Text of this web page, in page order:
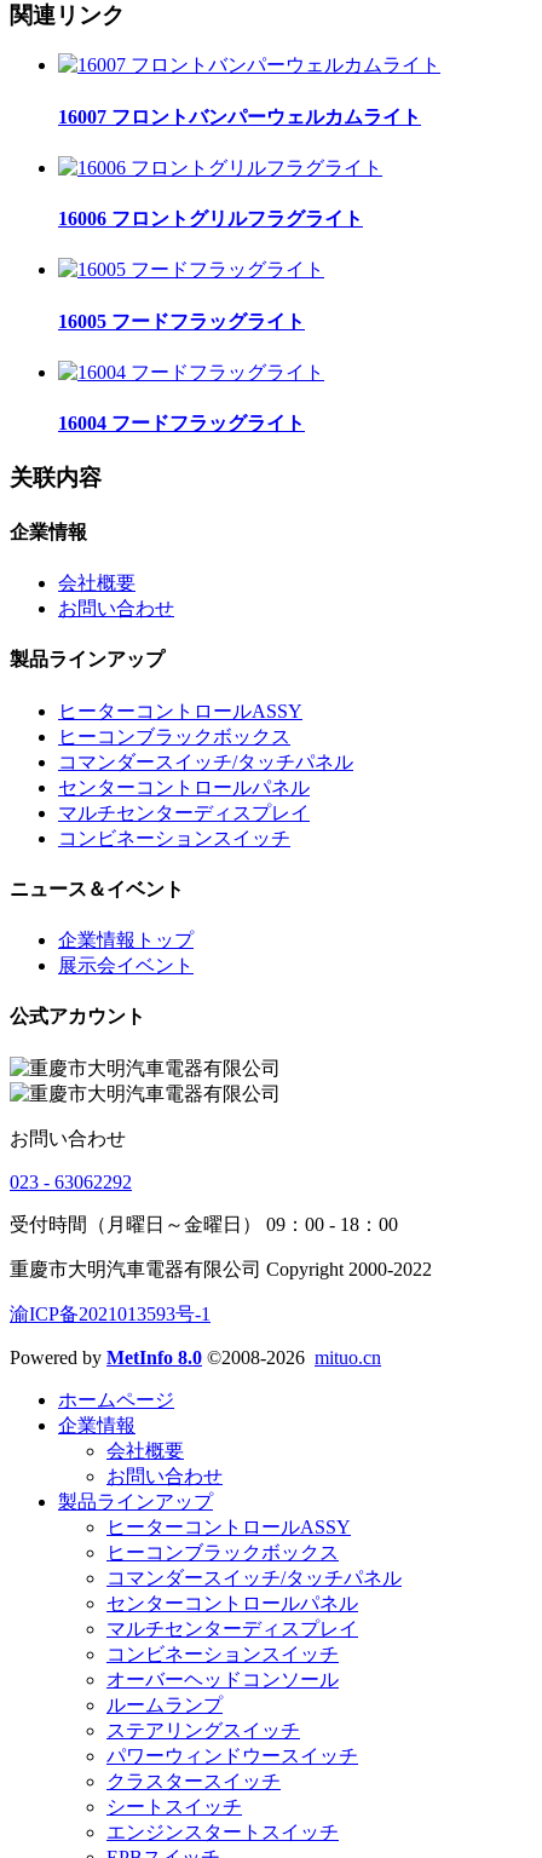
関連リンク
16007 フロントバンパーウェルカムライト
16006 フロントグリルフラグライト
16005 フードフラッグライト
16004 フードフラッグライト
关联内容
企業情報
会社概要
お問い合わせ
製品ラインアップ
ヒーターコントロールASSY
ヒーコンブラックボックス
コマンダースイッチ/タッチパネル
センターコントロールパネル
マルチセンターディスプレイ
コンビネーションスイッチ
ニュース＆イベント
企業情報トップ
展示会イベント
公式アカウント
お問い合わせ
023 - 63062292
受付時間（月曜日～金曜日） 09：00 - 18：00
重慶市大明汽車電器有限公司 Copyright 2000-2022
渝ICP备2021013593号-1
Powered by MetInfo 8.0 ©2008-2026 mituo.cn
ホームページ
企業情報
会社概要
お問い合わせ
製品ラインアップ
ヒーターコントロールASSY
ヒーコンブラックボックス
コマンダースイッチ/タッチパネル
センターコントロールパネル
マルチセンターディスプレイ
コンビネーションスイッチ
オーバーヘッドコンソール
ルームランプ
ステアリングスイッチ
パワーウィンドウースイッチ
クラスタースイッチ
シートスイッチ
エンジンスタートスイッチ